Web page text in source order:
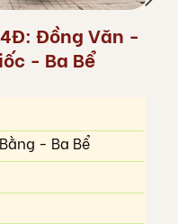
Đồng Văn -
- Ba Bể
- Ba Bể